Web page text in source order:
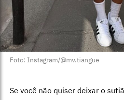
Foto: Instagram/@mv.tiangue
Se você não quiser deixar o